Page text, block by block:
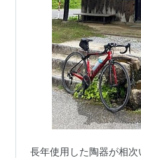
長年使用した陶器が相